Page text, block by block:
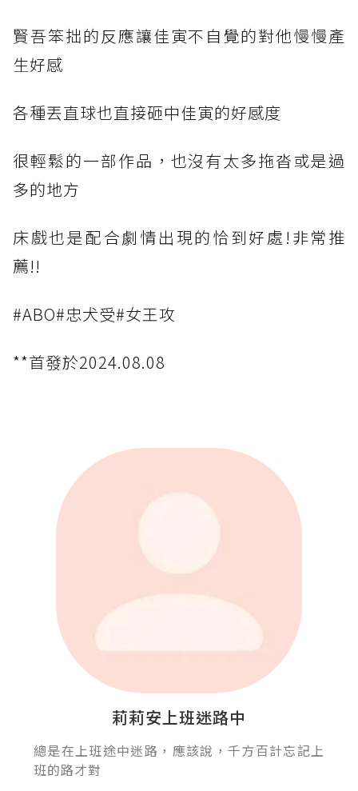
賢吾笨拙的反應讓佳寅不自覺的對他慢慢產
生好感
各種丟直球也直接砸中佳寅的好感度
很輕鬆的一部作品，也沒有太多拖沓或是過
多的地方
床戲也是配合劇情出現的恰到好處!非常推
薦!!
#ABO#忠犬受#女王攻
**首發於2024.08.08
莉莉安上班迷路中
總是在上班途中迷路，應該說，千方百計忘記上
班的路才對